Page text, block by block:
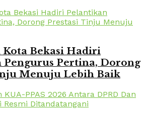
Bekasi Hadiri
Pengurus Pertina, Dorong
Menuju Lebih Baik